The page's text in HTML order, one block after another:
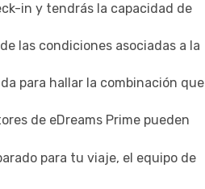
in y tendrás la capacidad de
las condiciones asociadas a la
para hallar la combinación que
de eDreams Prime pueden
para tu viaje, el equipo de